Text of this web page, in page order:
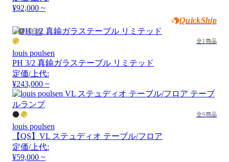
¥92,000 ~
QuickShip
廃盤
全1商品
louis poulsen
PH 3/2 真鍮ガラステーブル リミテッド
定価/上代:
¥243,000 ~
全9商品
louis poulsen
【QS】VL ステュディオ テーブル/フロア
定価/上代:
¥59,000 ~